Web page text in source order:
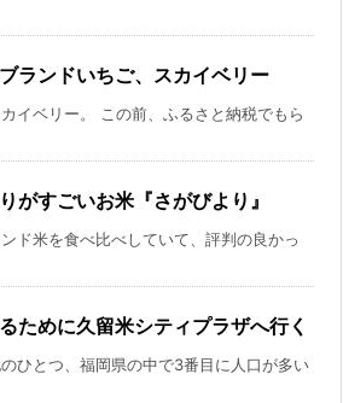
ランドいちご、スカイベリー
イベリー。 この前、ふるさと納税でもら
がすごいお米『さがびより』
ド米を食べ比べしていて、評判の良かっ
ために久留米シティプラザへ行く
ひとつ、福岡県の中で3番目に人口が多い